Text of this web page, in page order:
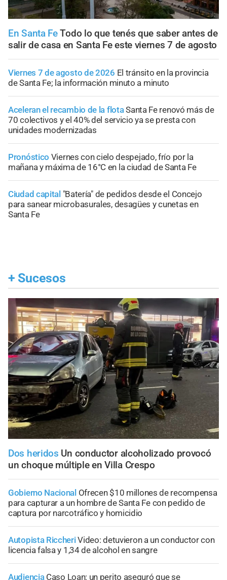
En Santa FeTodo lo que tenés que saber antes de
salir de casa en Santa Fe este viernes 7 de agosto
Viernes 7 de agosto de 2026 El tránsito en la provincia
de Santa Fe; la información minuto a minuto
Aceleran el recambio de la flotaSanta Fe renovó más de
70 colectivos y el 40% del servicio ya se presta con
unidades modernizadas
Pronóstico Viernes con cielo despejado, frío por la
mañana y máxima de 16°C en la ciudad de Santa Fe
Ciudad capital "Batería" de pedidos desde el Concejo
para sanear microbasurales, desagües y cunetas en
Santa Fe
+ Sucesos
Dos heridos Un conductor alcoholizado provocó
un choque múltiple en Villa Crespo
Gobierno Nacional Ofrecen $10 millones de recompensa
para capturar a un hombre de Santa Fe con pedido de
captura por narcotráfico y homicidio
Autopista RiccheriVideo: detuvieron a un conductor con
licencia falsa y 1,34 de alcohol en sangre
Audiencia Caso Loan: un perito aseguró que se